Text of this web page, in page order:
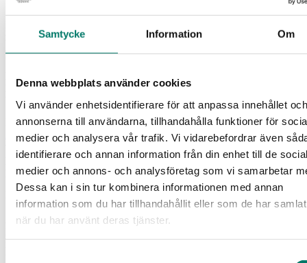
Samtycke Information Om
Denna webbplats använder cookies
Vi använder enhetsidentifierare för att anpassa innehållet och
annonserna till användarna, tillhandahålla funktioner för
medier och analysera vår trafik. Vi vidarebefordrar även
identifierare och annan information från din enhet till de
medier och annons- och analysföretag som vi samarbetar
Dessa kan i sin tur kombinera informationen med annan
information som du har tillhandahållit eller som de har
när du har använt deras tjänster.
matpriser har livsmedelsfrågorna hamnat högt på den politiska
påverkar dagligvaruhandeln, livsmedelskedjan och konsumenternas
vardag?
Den 12 juni, i samband med publiceringen av Dagligvaruindex maj
2026, bjöd vi in till ett webbinarium om vilka politiska vägval som
väntar och vad de kan komma att innebära. Under webbinariet
presenterades även resultaten från Svensk Dagligvaruhandels
partienkät inför riksdagsvalet 2026.
Deltog gjorde Karin Brynell, vd Svensk Dagligvaruhandel, Torbjörn
Sjöström, opinionsanalytiker och ordförande i Novus, Oscar
Almqvist, näringspolitisk expert Svensk Dagligvaruhandel, Daniel